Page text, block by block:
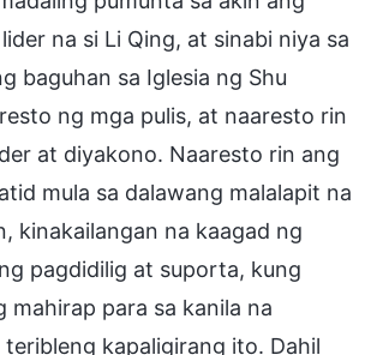
na si Li Qing, at sinabi niya sa
baguhan sa Iglesia ng Shu
ng mga pulis, at naaresto rin
at diyakono. Naaresto rin ang
mula sa dalawang malalapit na
kinakailangan na kaagad ng
pagdidilig at suporta, kung
mahirap para sa kanila na
teribleng kapaligirang ito. Dahil